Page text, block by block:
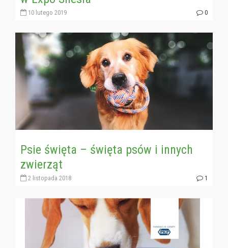
10 lutego 2019 0
Psie święta – święta psów i innych
zwierząt
2 listopada 2018 1